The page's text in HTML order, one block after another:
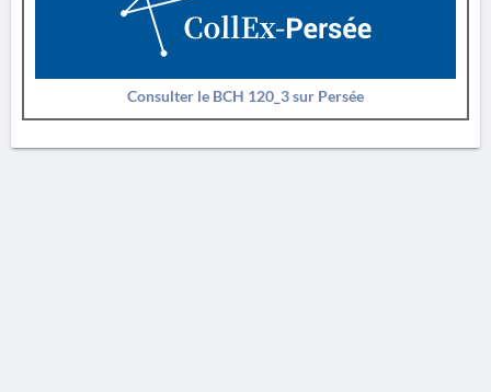
Consulter le BCH 120_3 sur Persée